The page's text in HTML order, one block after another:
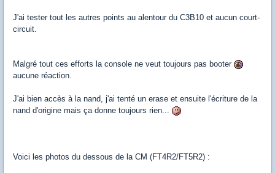
J'ai tester tout les autres points au alentour du C3B10 et aucun court-
circuit.
Malgré tout ces efforts la console ne veut toujours pas booter
aucune réaction.
J'ai bien accès à la nand, j'ai tenté un erase et ensuite l'écriture de la
nand d'origine mais ça donne toujours rien...
Voici les photos du dessous de la CM (FT4R2/FT5R2) :